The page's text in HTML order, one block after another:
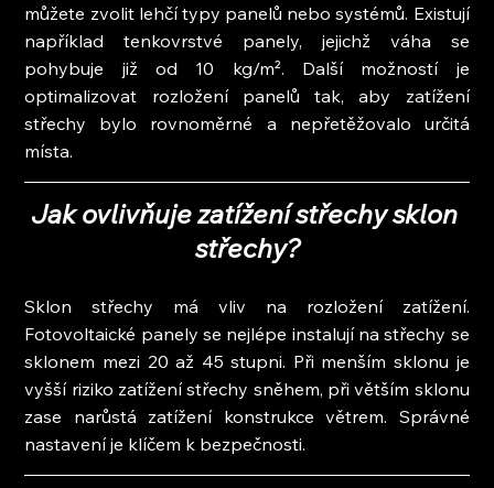
můžete zvolit lehčí typy panelů nebo systémů. Existují
například tenkovrstvé panely, jejichž váha se
pohybuje již od 10 kg/m². Další možností je
optimalizovat rozložení panelů tak, aby zatížení
střechy bylo rovnoměrné a nepřetěžovalo určitá
místa.
Jak ovlivňuje zatížení střechy sklon
střechy?
Sklon střechy má vliv na rozložení zatížení.
Fotovoltaické panely se nejlépe instalují na střechy se
sklonem mezi 20 až 45 stupni. Při menším sklonu je
vyšší riziko zatížení střechy sněhem, při větším sklonu
zase narůstá zatížení konstrukce větrem. Správné
nastavení je klíčem k bezpečnosti.